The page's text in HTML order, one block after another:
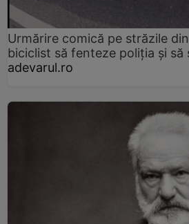
Urmărire comică pe străzile
biciclist să fenteze poliția și să
adevarul.ro